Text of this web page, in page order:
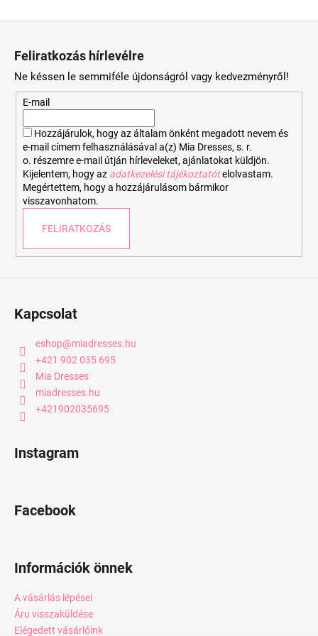
Feliratkozás hírlevélre
Ne késsen le semmiféle újdonságról vagy kedvezményről!
E-mail
Hozzájárulok, hogy az általam önként megadott nevem és
e-mail címem felhasználásával a(z) Mia Dresses, s. r.
o. részemre e-mail útján hírleveleket, ajánlatokat küldjön.
Kijelentem, hogy az adatkezelési tájékoztatót elolvastam.
Megértettem, hogy a hozzájárulásom bármikor
visszavonhatom.
FELIRATKOZÁS
Kapcsolat
eshop@miadresses.hu
+421 902 035 695
Mia Dresses
miadresses.hu
+421902035695
Instagram
Facebook
Információk önnek
A vásárlás lépései
Áru visszaküldése
Elégedett vásárlóink